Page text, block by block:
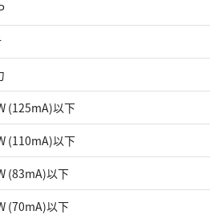
(125mA)以下
(110mA)以下
(83mA)以下
(70mA)以下